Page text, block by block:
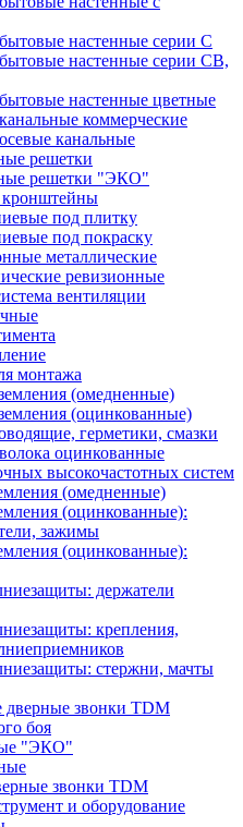
настенные серии С
настенные серии СВ,
настенные цветные
коммерческие
канальные
решетки
решетки "ЭКО"
кронштейны
под плитку
под покраску
металлические
ревизионные
вентиляции
монтажа
(омедненные)
(оцинкованные)
герметики, смазки
оцинкованные
высокочастотных систем
(омедненные)
(оцинкованные):
зажимы
(оцинкованные):
держатели
крепления,
стержни, мачты
дверные звонки TDM
боя
"ЭКО"
звонки TDM
и оборудование